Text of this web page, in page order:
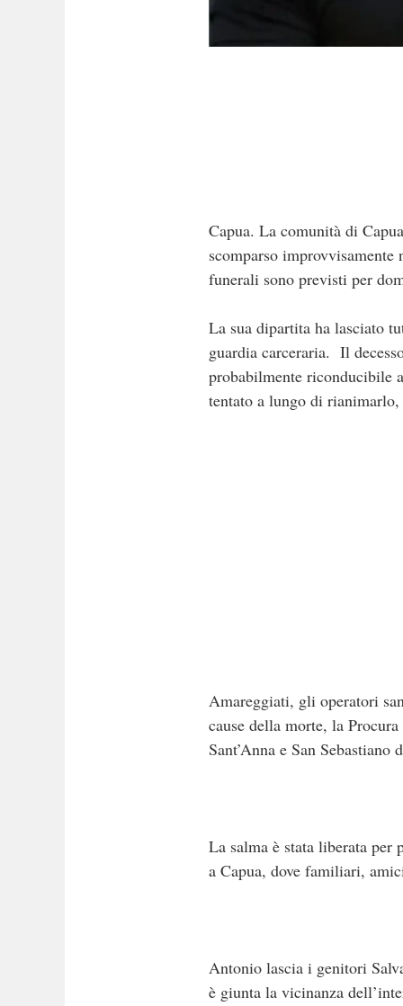
Capua. La comunità di
scomparso
funerali sono previsti per
La sua dipartita ha lasciato
guardia carceraria. Il
probabilmente riconducibile
tentato a lungo di
Amareggiati, gli operatori
cause della morte, la
Sant’Anna e San
La salma è stata liberata per
a Capua, dove familiari,
Antonio lascia i genitori
è giunta la vicinanza